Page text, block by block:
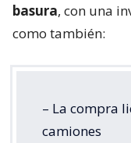
basura, con una
como también:
– La compra
camiones